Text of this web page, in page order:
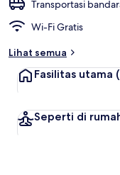
Transportasi
Wi-Fi Gratis
Lihat semua
Fasilitas utama
Seperti di